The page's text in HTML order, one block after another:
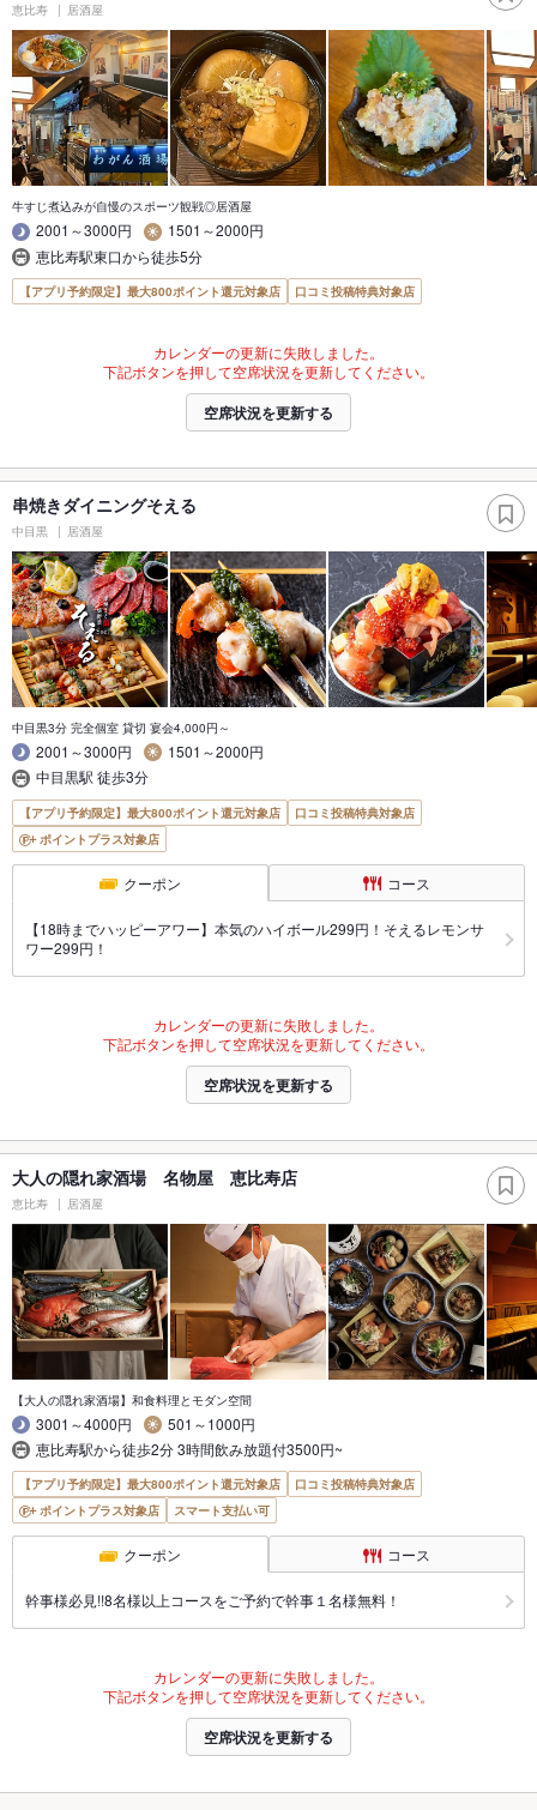
恵比寿 居酒屋
牛すじ煮込みが自慢のスポーツ観戦◎居酒屋
2001～3000円
1501～2000円
恵比寿駅東口から徒歩5分
【アプリ予約限定】最大800ポイント還元対象店 口コミ投稿特典対象店
カレンダーの更新に失敗しました。
下記ボタンを押して空席状況を更新してください。
空席状況を更新する
串焼きダイニングそえる
中目黒 居酒屋
中目黒3分 完全個室 貸切 宴会4,000円～
2001～3000円
1501～2000円
中目黒駅 徒歩3分
【アプリ予約限定】最大800ポイント還元対象店
口コミ投稿特典対象店
ポイントプラス対象店
クーポン コース
【18時までハッピーアワー】本気のハイボール299円！そえるレモンサ
ワー299円！
カレンダーの更新に失敗しました。
下記ボタンを押して空席状況を更新してください。
空席状況を更新する
大人の隠れ家酒場 名物屋 恵比寿店
恵比寿 居酒屋
【大人の隠れ家酒場】和食料理とモダン空間
3001～4000円
501～1000円
恵比寿駅から徒歩2分 3時間飲み放題付3500円~
【アプリ予約限定】最大800ポイント還元対象店
口コミ投稿特典対象店
ポイントプラス対象店
スマート支払い可
クーポン コース
幹事様必見!!8名様以上コースをご予約で幹事１名様無料！
カレンダーの更新に失敗しました。
下記ボタンを押して空席状況を更新してください。
空席状況を更新する